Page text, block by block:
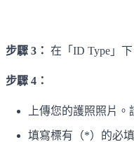
步驟 3： 在「ID Type」下
步驟 4：
上傳您的護照照片
填寫標有（*）的必